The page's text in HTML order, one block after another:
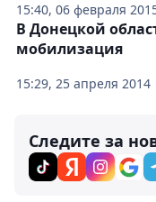
15:40, 06 февраля
15:29, 25 апреля 2014
В Донецкой
мобилизация
Следите за